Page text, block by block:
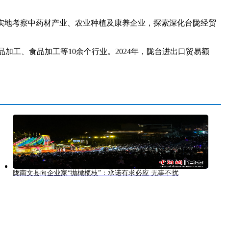
考察中药材产业、农业种植及康养企业，探索深化台陇经贸
工、食品加工等10余个行业。2024年，陇台进出口贸易额
陇南文县向企业家“抛橄榄枝”：承诺有求必应 无事不扰